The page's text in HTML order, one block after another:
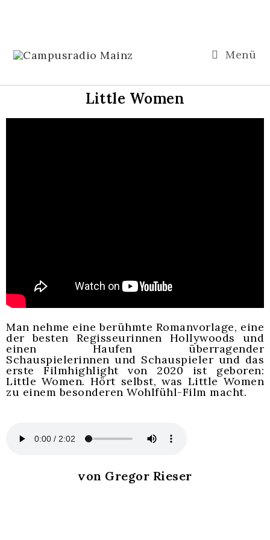
Menü
Little Women
Man nehme eine berühmte Romanvorlage, eine
der besten Regisseurinnen Hollywoods und
einen Haufen überragender
Schauspielerinnen und Schauspieler und das
erste Filmhighlight von 2020 ist geboren:
Little Women. Hört selbst, was Little Women
zu einem besonderen Wohlfühl-Film macht.
von Gregor Rieser